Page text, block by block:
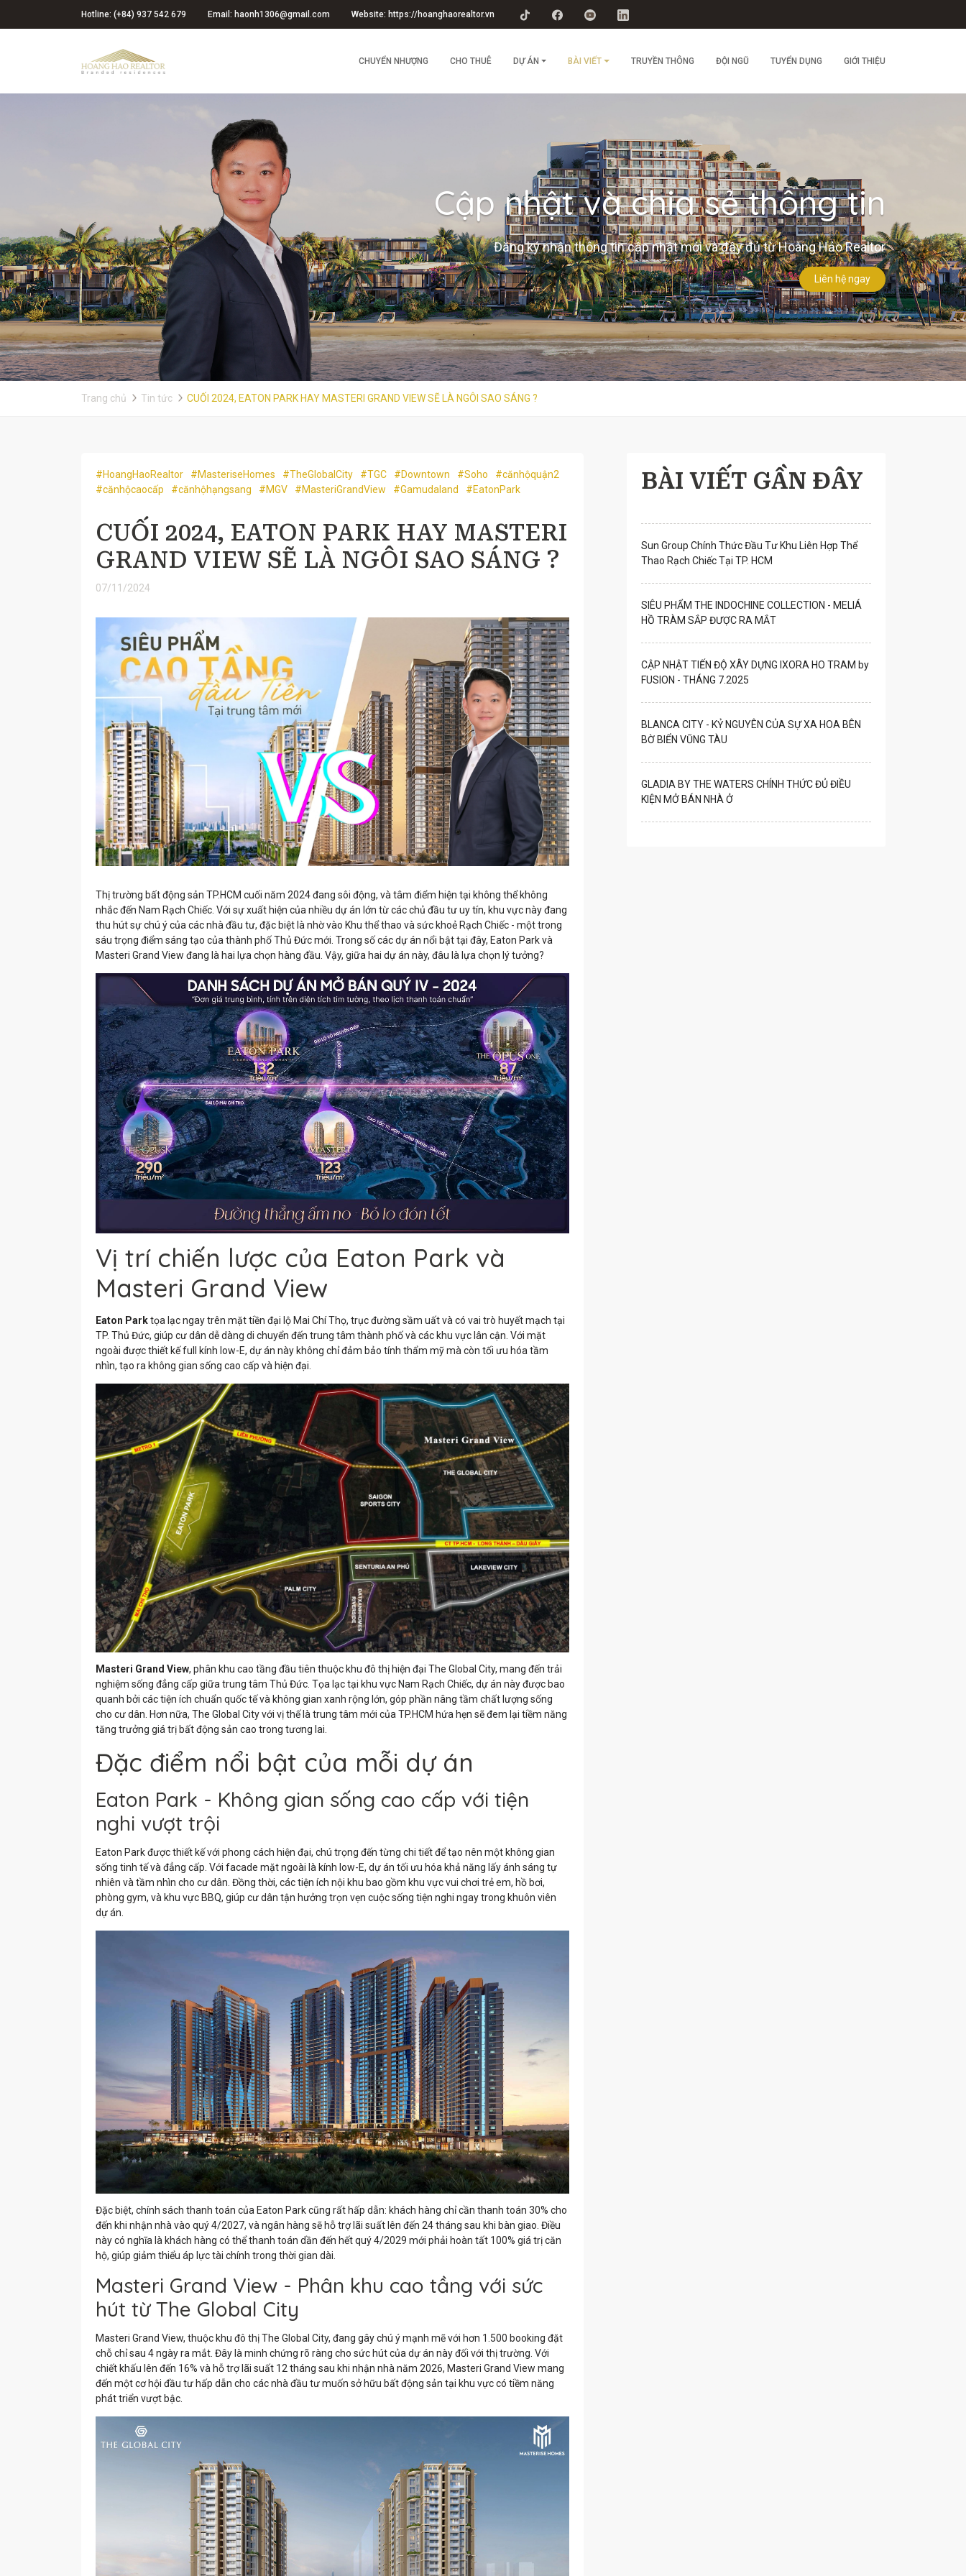
Hotline: (+84) 937 542 679 Email: haonh1306@gmail.com Website: https://hoanghaorealtor.vn
CHUYỂN NHƯỢNG CHO THUÊ DỰ ÁN BÀI VIẾT TRUYỀN THÔNG ĐỘI NGŨ TUYỂN DỤNG GIỚI THIỆU
Cập nhật và chia sẻ thông tin
Đăng ký nhận thông tin cập nhật mới và đầy đủ từ Hoàng Hảo Realtor
Liên hệ ngay
Trang chủ Tin tức CUỐI 2024, EATON PARK HAY MASTERI GRAND VIEW SẼ LÀ NGÔI SAO SÁNG ?
#HoangHaoRealtor #MasteriseHomes #TheGlobalCity #TGC #Downtown #Soho
#cănhộquận2
#cănhộcaocấp
#cănhộhạngsang #MGV #MasteriGrandView #Gamudaland #EatonPark
CUỐI 2024, EATON PARK HAY MASTERI
GRAND VIEW SẼ LÀ NGÔI SAO SÁNG ?
07/11/2024
Thị trường bất động sản TP.HCM cuối năm 2024 đang sôi động, và tâm điểm hiện tại không thể không
nhắc đến Nam Rạch Chiếc. Với sự xuất hiện của nhiều dự án lớn từ các chủ đầu tư uy tín, khu vực này đang
thu hút sự chú ý của các nhà đầu tư, đặc biệt là nhờ vào Khu thể thao và sức khoẻ Rạch Chiếc - một trong
sáu trọng điểm sáng tạo của thành phố Thủ Đức mới. Trong số các dự án nổi bật tại đây, Eaton Park và
Masteri Grand View đang là hai lựa chọn hàng đầu. Vậy, giữa hai dự án này, đâu là lựa chọn lý tưởng?
Vị trí chiến lược của Eaton Park và
Masteri Grand View
Eaton Parktọa lạc ngay trên mặt tiền đại lộ Mai Chí Thọ, trục đường sầm uất và có vai trò huyết mạch tại
TP. Thủ Đức, giúp cư dân dễ dàng di chuyển đến trung tâm thành phố và các khu vực lân cận. Với mặt
ngoài được thiết kế full kính low-E, dự án này không chỉ đảm bảo tính thẩm mỹ mà còn tối ưu hóa tầm
nhìn, tạo ra không gian sống cao cấp và hiện đại.
Masteri Grand View, phân khu cao tầng đầu tiên thuộc khu đô thị hiện đại The Global City, mang đến trải
nghiệm sống đẳng cấp giữa trung tâm Thủ Đức. Tọa lạc tại khu vực Nam Rạch Chiếc, dự án này được bao
quanh bởi các tiện ích chuẩn quốc tế và không gian xanh rộng lớn, góp phần nâng tầm chất lượng sống
cho cư dân. Hơn nữa, The Global City với vị thế là trung tâm mới của TP.HCM hứa hẹn sẽ đem lại tiềm năng
tăng trưởng giá trị bất động sản cao trong tương lai.
Đặc điểm nổi bật của mỗi dự án
Eaton Park - Không gian sống cao cấp với tiện
nghi vượt trội
Eaton Park được thiết kế với phong cách hiện đại, chú trọng đến từng chi tiết để tạo nên một không gian
sống tinh tế và đẳng cấp. Với facade mặt ngoài là kính low-E, dự án tối ưu hóa khả năng lấy ánh sáng tự
nhiên và tầm nhìn cho cư dân. Đồng thời, các tiện ích nội khu bao gồm khu vực vui chơi trẻ em, hồ bơi,
phòng gym, và khu vực BBQ, giúp cư dân tận hưởng trọn vẹn cuộc sống tiện nghi ngay trong khuôn viên
dự án.
Đặc biệt, chính sách thanh toán của Eaton Park cũng rất hấp dẫn: khách hàng chỉ cần thanh toán 30% cho
đến khi nhận nhà vào quý 4/2027, và ngân hàng sẽ hỗ trợ lãi suất lên đến 24 tháng sau khi bàn giao. Điều
này có nghĩa là khách hàng có thể thanh toán dần đến hết quý 4/2029 mới phải hoàn tất 100% giá trị căn
hộ, giúp giảm thiểu áp lực tài chính trong thời gian dài.
Masteri Grand View - Phân khu cao tầng với sức
hút từ The Global City
Masteri Grand View, thuộc khu đô thị The Global City, đang gây chú ý mạnh mẽ với hơn 1.500 booking đặt
chỗ chỉ sau 4 ngày ra mắt. Đây là minh chứng rõ ràng cho sức hút của dự án này đối với thị trường. Với
chiết khấu lên đến 16% và hỗ trợ lãi suất 12 tháng sau khi nhận nhà năm 2026, Masteri Grand View mang
đến một cơ hội đầu tư hấp dẫn cho các nhà đầu tư muốn sở hữu bất động sản tại khu vực có tiềm năng
phát triển vượt bậc.
BÀI VIẾT GẦN ĐÂY
Sun Group Chính Thức Đầu Tư Khu Liên Hợp Thể
Thao Rạch Chiếc Tại TP. HCM
SIÊU PHẨM THE INDOCHINE COLLECTION - MELIÁ
HỒ TRÀM SẮP ĐƯỢC RA MẮT
CẬP NHẬT TIẾN ĐỘ XÂY DỰNG IXORA HO TRAM by
FUSION - THÁNG 7.2025
BLANCA CITY - KỶ NGUYÊN CỦA SỰ XA HOA BÊN
BỜ BIỂN VŨNG TÀU
GLADIA BY THE WATERS CHÍNH THỨC ĐỦ ĐIỀU
KIỆN MỞ BÁN NHÀ Ở